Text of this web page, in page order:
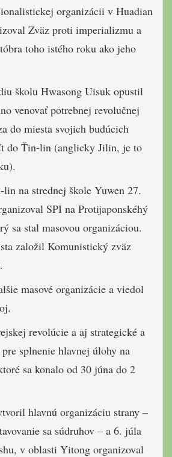
organizácii v Huadian
Zväz proti imperializmu a
toho istého roku ako jeho
školu Hwasong Uisuk opustil
venovať potrebnej revolučnej
do miesta svojich budúcich
do Ťin-lin (anglicky Jilin, je to
na strednej škole Yuwen 27.
SPI na Protijaponskéhý
sa stal masovou organizáciou.
založil Komunistický zväz
masové organizácie a viedol
revolúcie a aj strategické a
splnenie hlavnej úlohy na
sa konalo od 30 júna do 2
hlavnú organizáciu strany –
sa súdruhov – a 6. júla
v oblasti Yitong organizoval